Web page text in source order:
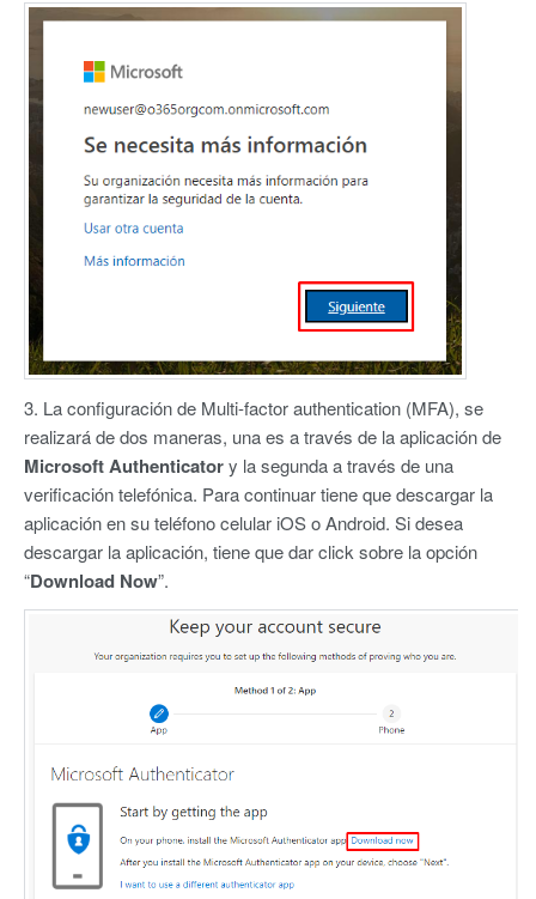
3. La configuración de Multi-factor authentication (MFA), se
realizará de dos maneras, una es a través de la aplicación de
Microsoft Authenticatory la segunda a través de una
verificación telefónica. Para continuar tiene que descargar la
aplicación en su teléfono celular iOS o Android. Si desea
descargar la aplicación, tiene que dar click sobre la opción
“Download Now”.